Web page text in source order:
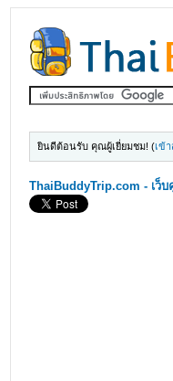
ยินดีต้อนรับ คุณผู้เยี่ยมชม! (เข้
ThaiBuddyTrip.com - เว็